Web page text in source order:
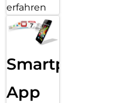
erfahren
Smartphone
App